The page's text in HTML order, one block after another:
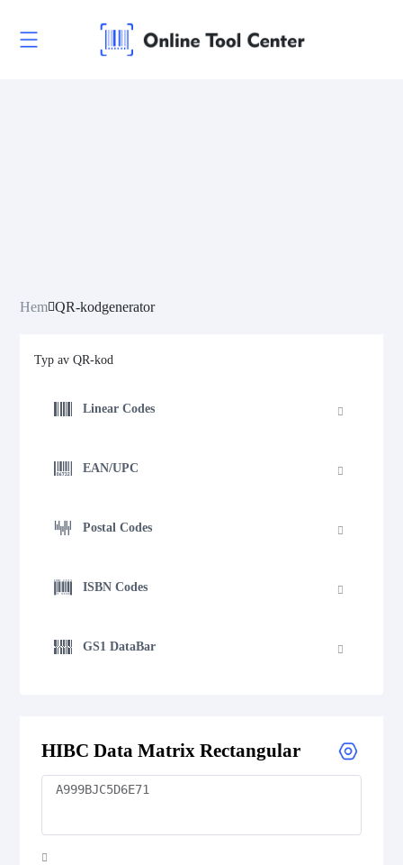
Hem QR-kodgenerator
Typ av QR-kod
Linear Codes
EAN/UPC
Postal Codes
ISBN Codes
GS1 DataBar
HIBC Data Matrix Rectangular